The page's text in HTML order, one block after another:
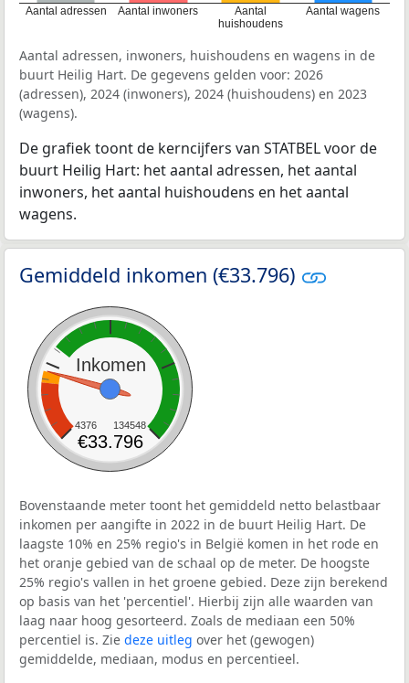
Aantal adressen Aantal inwoners
Aantal
huishoudens
Aantal wagens
Aantal adressen, inwoners, huishoudens en wagens in de
buurt Heilig Hart. De gegevens gelden voor: 2026
(adressen), 2024 (inwoners), 2024 (huishoudens) en 2023
(wagens).
De grafiek toont de kerncijfers van STATBEL voor de
buurt Heilig Hart: het aantal adressen, het aantal
inwoners, het aantal huishoudens en het aantal
wagens.
Gemiddeld inkomen (€33.796)
Inkomen
4376 134548
€33.796
Bovenstaande meter toont het gemiddeld netto belastbaar
inkomen per aangifte in 2022 in de buurt Heilig Hart. De
laagste 10% en 25% regio's in België komen in het rode en
het oranje gebied van de schaal op de meter. De hoogste
25% regio's vallen in het groene gebied. Deze zijn berekend
op basis van het 'percentiel'. Hierbij zijn alle waarden van
laag naar hoog gesorteerd. Zoals de mediaan een 50%
percentiel is. Zie deze uitleg over het (gewogen)
gemiddelde, mediaan, modus en percentieel.